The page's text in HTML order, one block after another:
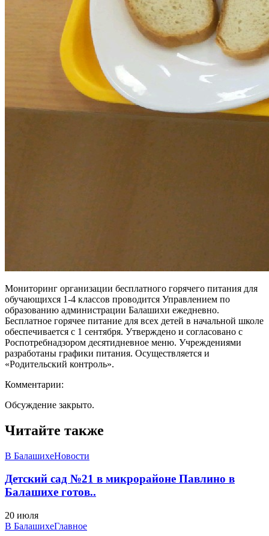
Мониторинг организации бесплатного горячего питания для
обучающихся 1-4 классов проводится Управлением по
образованию администрации Балашихи ежедневно.
Бесплатное горячее питание для всех детей в начальной школе
обеспечивается с 1 сентября. Утверждено и согласовано с
Роспотребнадзором десятидневное меню. Учреждениями
разработаны графики питания. Осуществляется и
«Родительский контроль».
Комментарии:
Обсуждение закрыто.
Читайте также
В БалашихеНовости
Детский сад №21 в микрорайоне Павлино в
Балашихе готов..
20 июля
В БалашихеГлавное